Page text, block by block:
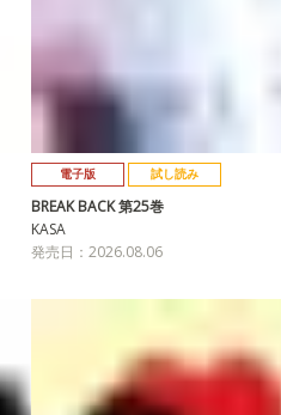
電子版 試し読み
BREAK BACK 第25巻
KASA
発売日：2026.08.06